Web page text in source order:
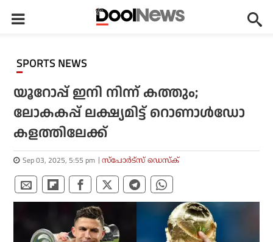
SPORTS NEWS
യൂറോപ്പ് ഇനി നിന്ന് കത്തും;
ലോകകപ്പ് ലക്ഷ്യമിട്ട് റൊണാള്‍ഡോ
കളത്തിലേക്ക്
Sep 03, 2025, 5:55 pm സ്പോര്‍ട്സ് ഡെസ്‌ക്